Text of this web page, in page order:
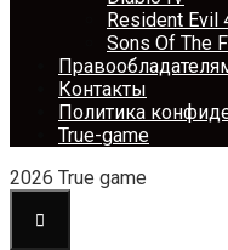
Resident Evil
Sons Of The
Контакты
Политика
True-game
2026 True game